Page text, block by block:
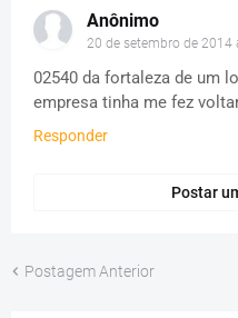
Anônimo
20 de setembro de 2014
02540 da fortaleza de um
empresa tinha me fez
Responder
Postar
Postagem Anterior